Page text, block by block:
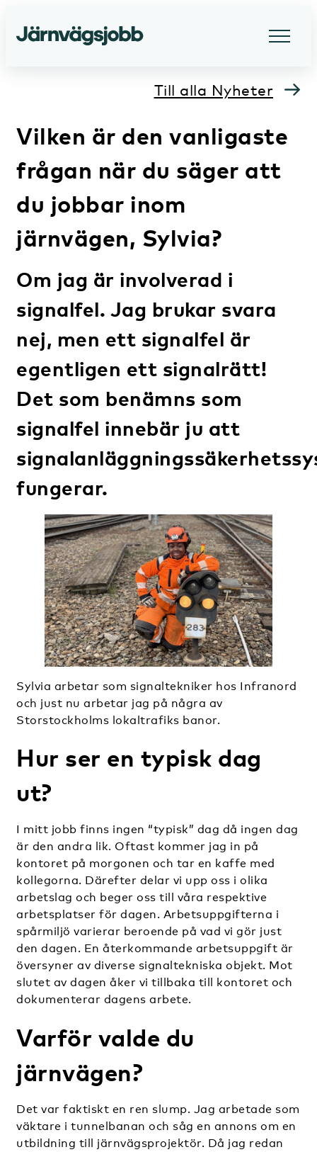
Till alla Nyheter
Vilken är den vanligaste
frågan när du säger att
du jobbar inom
järnvägen, Sylvia?
Om jag är involverad i
signalfel. Jag brukar svara
nej, men ett signalfel är
egentligen ett signalrätt!
Det som benämns som
signalfel innebär ju att
fungerar.
Sylvia arbetar som signaltekniker hos Infranord
och just nu arbetar jag på några av
Storstockholms lokaltrafiks banor.
Hur ser en typisk dag
ut?
I mitt jobb finns ingen “typisk” dag då ingen dag
är den andra lik. Oftast kommer jag in på
kontoret på morgonen och tar en kaffe med
kollegorna. Därefter delar vi upp oss i olika
arbetslag och beger oss till våra respektive
arbetsplatser för dagen. Arbetsuppgifterna i
spårmiljö varierar beroende på vad vi gör just
den dagen. En återkommande arbetsuppgift är
översyner av diverse signaltekniska objekt. Mot
slutet av dagen åker vi tillbaka till kontoret och
dokumenterar dagens arbete.
Varför valde du
järnvägen?
Det var faktiskt en ren slump. Jag arbetade som
väktare i tunnelbanan och såg en annons om en
utbildning till järnvägsprojektör. Då jag redan